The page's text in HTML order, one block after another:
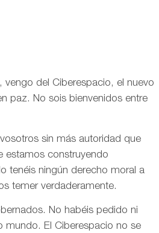
del Ciberespacio, el nuevo
paz. No sois bienvenidos entre
sin más autoridad que
estamos construyendo
tenéis ningún derecho moral a
temer verdaderamente.
No habéis pedido ni
mundo. El Ciberespacio no se